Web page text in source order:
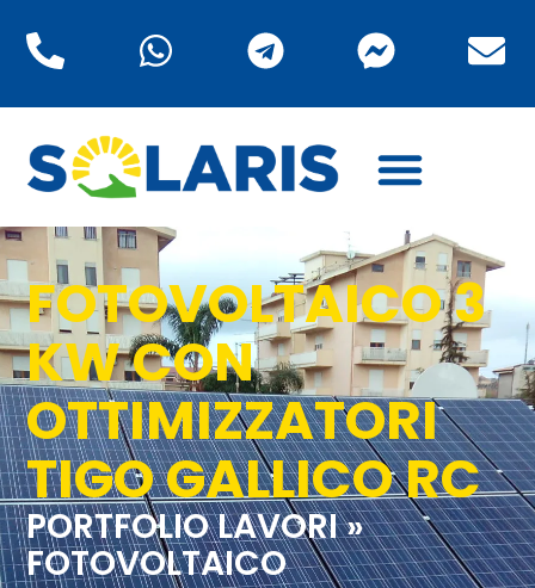
FOTOVOLTAICO 3
KW CON
OTTIMIZZATORI
TIGO GALLICO RC
PORTFOLIO LAVORI »
FOTOVOLTAICO